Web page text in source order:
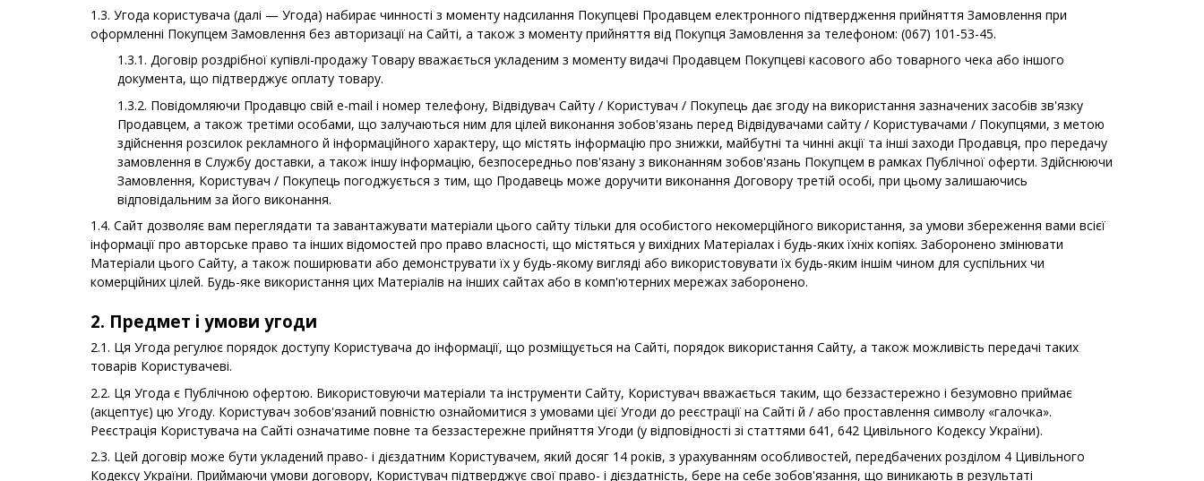
1.3. Угода користувача (далі — Угода) набирає чинності з моменту надсилання Покупцеві Продавцем електронного підтвердження прийняття Замовлення при
оформленні Покупцем Замовлення без авторизації на Сайті, а також з моменту прийняття від Покупця Замовлення за телефоном: (067) 101-53-45.
1.3.1. Договір роздрібної купівлі-продажу Товару вважається укладеним з моменту видачі Продавцем Покупцеві касового або товарного чека або іншого
документа, що підтверджує оплату товару.
1.3.2. Повідомляючи Продавцю свій e-mail і номер телефону, Відвідувач Сайту / Користувач / Покупець дає згоду на використання зазначених засобів зв'язку
Продавцем, а також третіми особами, що залучаються ним для цілей виконання зобов'язань перед Відвідувачами сайту / Користувачами / Покупцями, з метою
здійснення розсилок рекламного й інформаційного характеру, що містять інформацію про знижки, майбутні та чинні акції та інші заходи Продавця, про передачу
замовлення в Службу доставки, а також іншу інформацію, безпосередньо пов'язану з виконанням зобов'язань Покупцем в рамках Публічної оферти. Здійснюючи
Замовлення, Користувач / Покупець погоджується з тим, що Продавець може доручити виконання Договору третій особі, при цьому залишаючись
відповідальним за його виконання.
1.4. Сайт дозволяє вам переглядати та завантажувати матеріали цього сайту тільки для особистого некомерційного використання, за умови збереження вами всієї
інформації про авторське право та інших відомостей про право власності, що містяться у вихідних Матеріалах і будь-яких їхніх копіях. Заборонено змінювати
Матеріали цього Сайту, а також поширювати або демонструвати їх у будь-якому вигляді або використовувати їх будь-яким іншім чином для суспільних чи
комерційних цілей. Будь-яке використання цих Матеріалів на інших сайтах або в комп'ютерних мережах заборонено.
2. Предмет і умови угоди
2.1. Ця Угода регулює порядок доступу Користувача до інформації, що розміщується на Сайті, порядок використання Сайту, а також можливість передачі таких
товарів Користувачеві.
2.2. Ця Угода є Публічною офертою. Використовуючи матеріали та інструменти Сайту, Користувач вважається таким, що беззастережно і безумовно приймає
(акцептує) цю Угоду. Користувач зобов'язаний повністю ознайомитися з умовами цієї Угоди до реєстрації на Сайті й / або проставлення символу «галочка».
Реєстрація Користувача на Сайті означатиме повне та беззастережне прийняття Угоди (у відповідності зі статтями 641, 642 Цивільного Кодексу України).
2.3. Цей договір може бути укладений право- і дієздатним Користувачем, який досяг 14 років, з урахуванням особливостей, передбачених розділом 4 Цивільного
Кодексу України. Приймаючи умови договору, Користувач підтверджує свої право- і дієздатність, бере на себе зобов'язання, що виникають в результаті